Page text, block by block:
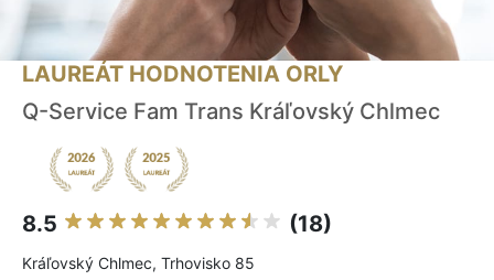
LAUREÁT HODNOTENIA ORLY
Q-Service Fam Trans Kráľovský Chlmec
8.5 (18)
Kráľovský Chlmec, Trhovisko 85